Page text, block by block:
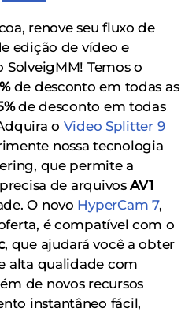
renove seu fluxo de
edição de vídeo e
Temos o
de desconto em todas as
de desconto em todas
o Video Splitter 9
nossa tecnologia
que permite a
de arquivosAV1
O novo HyperCam 7,
é compatível com o
, que ajudará você a obter
alta qualidade com
de novos recursos
instantâneo fácil,